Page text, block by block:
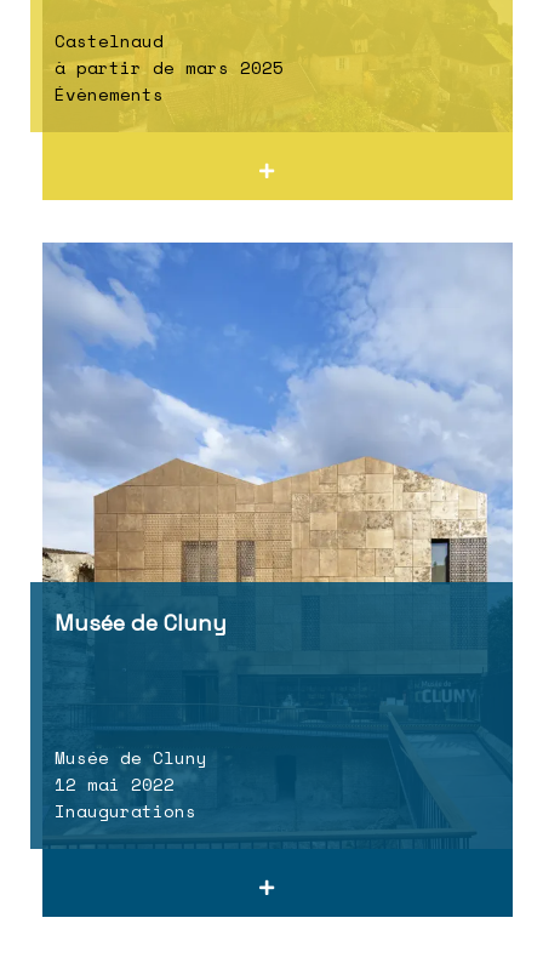
Castelnaud
à partir de mars 2025
Évènements
Musée de Cluny
Musée de Cluny
12 mai 2022
Inaugurations